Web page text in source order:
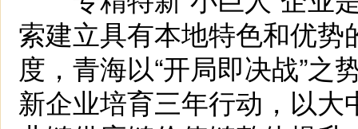
索建立具有本地特色和优
度，青海以“开局即决战”
新企业培育三年行动，以